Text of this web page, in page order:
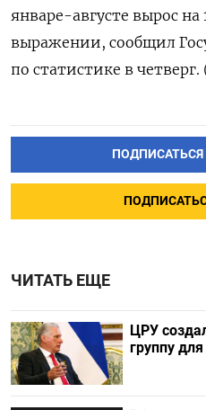
январе-августе вырос на
выражении, сообщил
по статистике в
ПОДПИСАТЬСЯ
ЧИТАТЬ ЕЩЕ
ЦРУ
группу